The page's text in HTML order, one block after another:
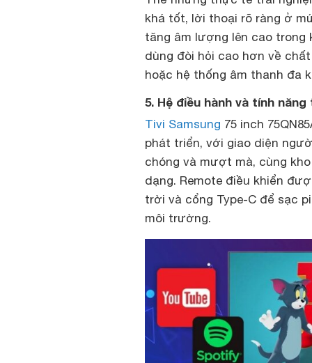
khá tốt, lời thoại rõ ràng ở
tăng âm lượng lên cao trong
dùng đòi hỏi cao hơn về
hoặc hệ thống âm thanh đa
5. Hệ điều hành và tính
Tivi Samsung 75 inch
phát triển, với giao diện
chóng và mượt mà, cùng
dạng. Remote điều khiển
trời và cổng Type-C để sạc
môi trường.